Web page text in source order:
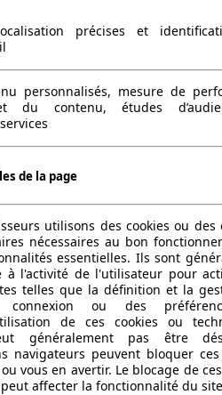
-
-
-
Euro 6
60 l
toute responsabilité concernant
Haut
précises et
personnalisés, mesure de
du contenu, études
de la page
utilisons des cookies ou des
nécessaires au bon
essentielles. Ils sont
à l'activité de l'utilisateur pour
telles que la définition et la
connexion ou des
de ces cookies ou
généralement pas être
navigateurs peuvent bloquer ces
vous en avertir. Le blocage de
affecter la fonctionnalité du